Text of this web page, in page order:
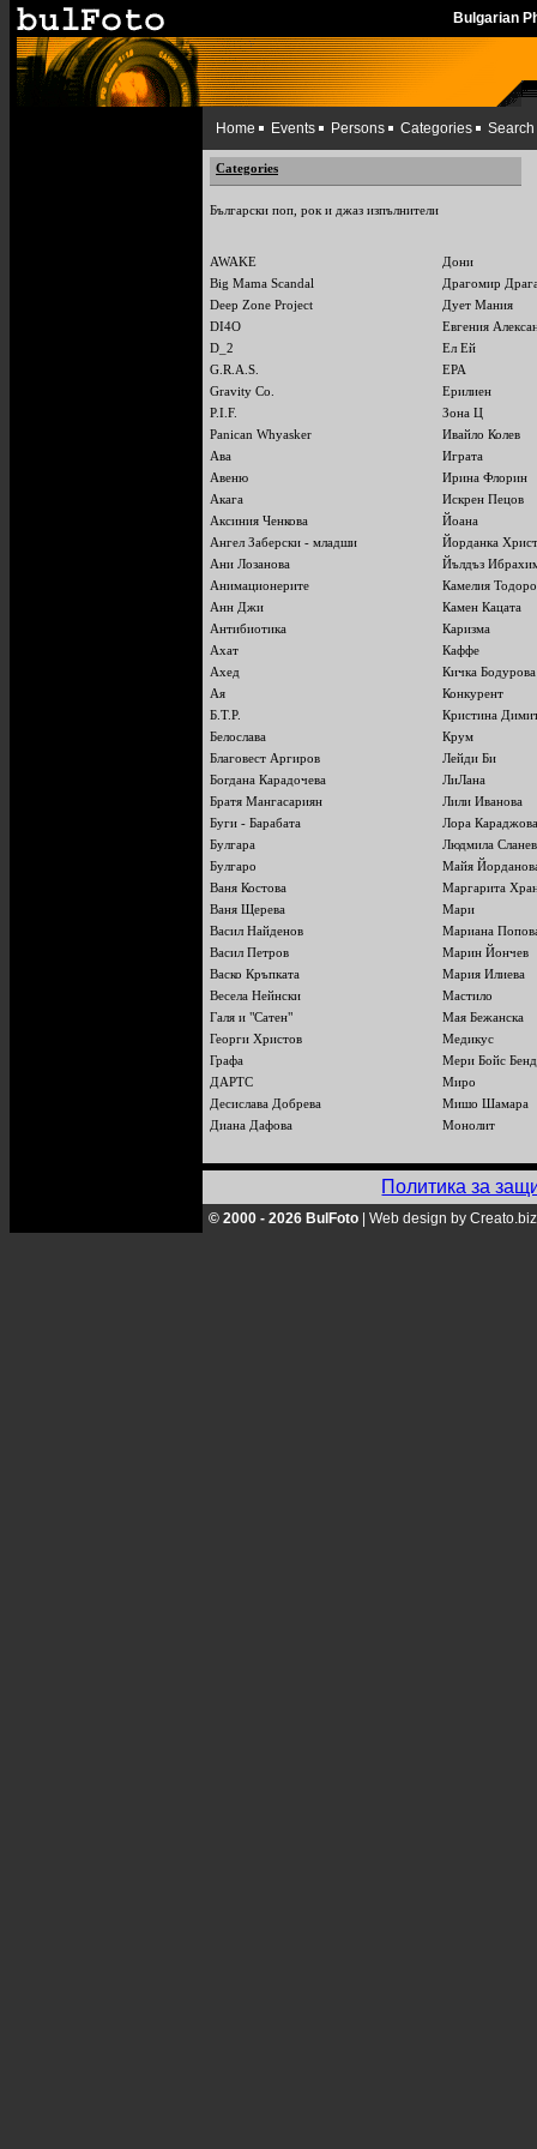
Bulgarian
Home Events Persons Categories Search
Categories
Български поп, рок и джаз изпълнители
AWAKE
Big Mama Scandal
Deep Zone Project
DI4O
D_2
G.R.A.S.
Gravity Co.
P.I.F.
Panican Whyasker
Ава
Авеню
Акага
Аксиния Ченкова
Ангел Заберски - младши
Ани Лозанова
Анимационерите
Анн Джи
Антибиотика
Ахат
Ахед
Ая
Б.Т.Р.
Белослава
Благовест Аргиров
Богдана Карадочева
Братя Мангасариян
Буги - Барабата
Булгара
Булгаро
Ваня Костова
Ваня Щерева
Васил Найденов
Васил Петров
Васко Кръпката
Весела Нейнски
Галя и "Сатен"
Георги Христов
Графа
ДАРТС
Десислава Добрева
Диана Дафова
Дони
Драгомир
Дует Мания
Евгения
Ел Ей
ЕРА
Ерилиен
Зона Ц
Ивайло Колев
Играта
Ирина Флорин
Искрен Пецов
Йоана
Йорданка
Йълдъз
Камелия
Камен Кацата
Каризма
Каффе
Кичка Бодурова
Конкурент
Кристина
Крум
Лейди Би
ЛиЛана
Лили Иванова
Лора Караджова
Людмила
Майя
Маргарита
Мари
Мариана
Марин Йончев
Мария Илиева
Мастило
Мая Бежанска
Медикус
Мери Бойс Бенд
Миро
Мишо Шамара
Монолит
Политика за
© 2000 - 2026 BulFoto Web design by Creato.biz